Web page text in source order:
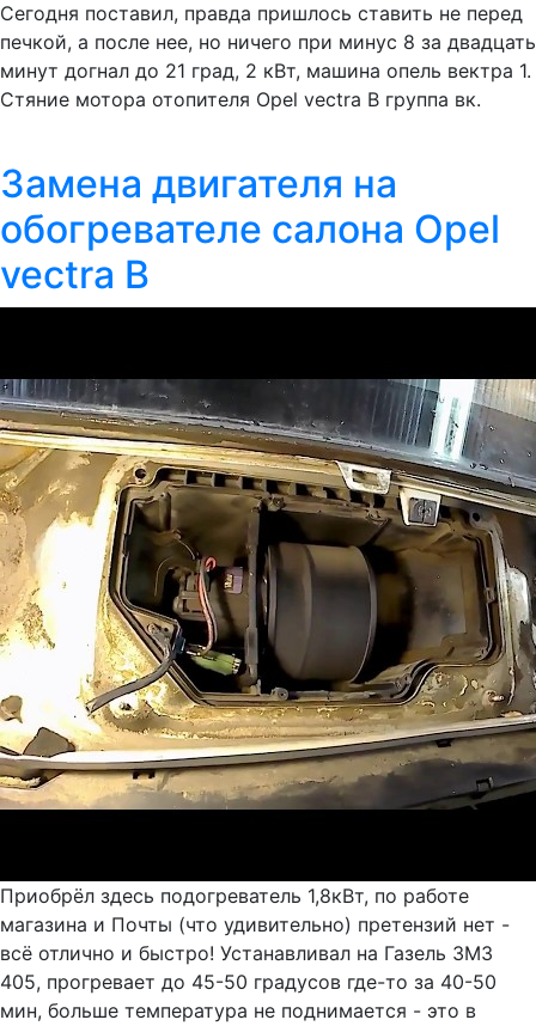
Сегодня поставил, правда пришлось ставить не перед
печкой, а после нее, но ничего при минус 8 за двадцать
минут догнал до 21 град, 2 кВт, машина опель вектра 1.
Стяние мотора отопителя Opel vectra B группа вк.
Замена двигателя на
обогревателе салона Opel
vectra B
Приобрёл здесь подогреватель 1,8кВт, по работе
магазина и Почты (что удивительно) претензий нет -
всё отлично и быстро! Устанавливал на Газель ЗМЗ
405, прогревает до 45-50 градусов где-то за 40-50
мин, больше температура не поднимается - это в